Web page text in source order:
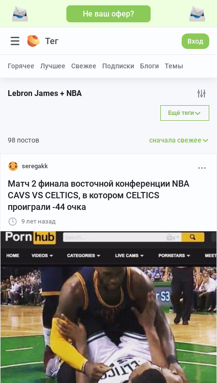
Не ваш офер?
Тег Вход
Горячее Лучшее Свежее Подписки Блоги Темы
Lebron James + NBA
Ещё теги
98 постов сначала свежее
seregakk
Матч 2 финала восточной конференции NBA
CAVS VS CELTICS, в котором CELTICS
проиграли -44 очка
9 лет назад
Больше видео